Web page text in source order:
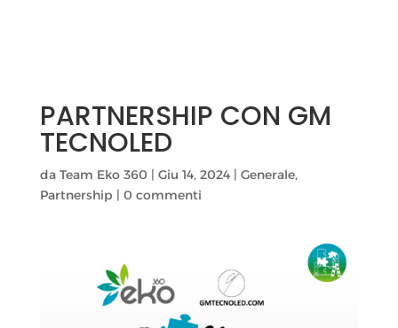
PARTNERSHIP CON GM
TECNOLED
da Team Eko 360 | Giu 14, 2024| Generale,
Partnership | 0 commenti